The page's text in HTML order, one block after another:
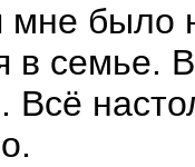
мне было
в семье.
Всё